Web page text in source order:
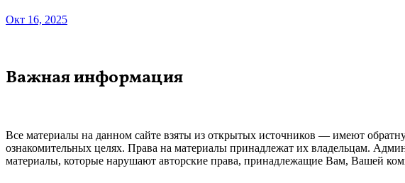
Окт 16, 2025
Важная информация
Все материалы на данном сайте взяты из открытых источников — имеют
ознакомительных целях. Права на материалы принадлежат их владельцам.
материалы, которые нарушают авторские права, принадлежащие Вам, Вашей